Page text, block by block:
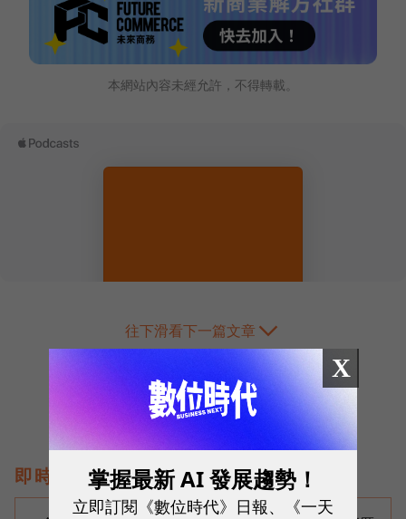
本網站內容未經允許，不得轉載。
往下滑看下一篇文章
即時熱門文章
X
掌握最新 AI 發展趨勢！
立即訂閱《數位時代》日報、《一天